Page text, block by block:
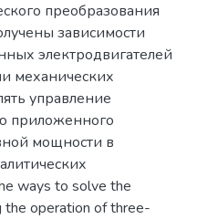
преобразования
зависимости
электродвигателей
механических
управление
приложенного
мощности в
ways to solve the
the operation of three-